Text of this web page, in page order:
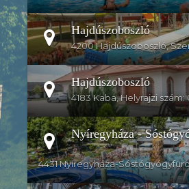
Hajdúszoboszló
4200 Hajdúszoboszló,
Hajdúszoboszló
4183 Kaba, Helyrajzi szám:
Nyíregyháza -
4431 Nyíregyháza-